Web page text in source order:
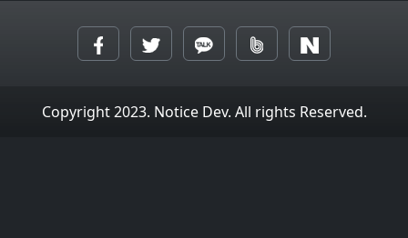
Copyright 2023. Notice Dev. All rights Reserved.